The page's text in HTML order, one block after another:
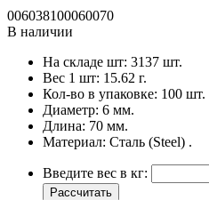
006038100060070
В наличии
На складе шт: 3137 шт.
Вес 1 шт: 15.62 г.
Кол-во в упаковке: 100 шт.
Диаметр: 6 мм.
Длина: 70 мм.
Материал: Сталь (Steel) .
Введите вес в кг:
Рассчитать